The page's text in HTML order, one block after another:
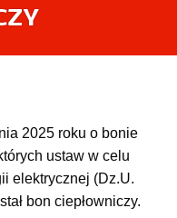
2025 roku o bonie
ustaw w celu
elektrycznej (Dz.U.
bon ciepłowniczy.